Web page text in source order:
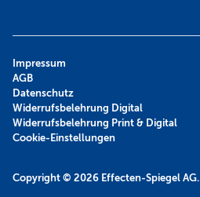
Copyright © 2026 Effecten-Spiegel AG.
Impressum
AGB
Datenschutz
Widerrufsbelehrung Digital
Widerrufsbelehrung Print & Digital
Cookie-Einstellungen